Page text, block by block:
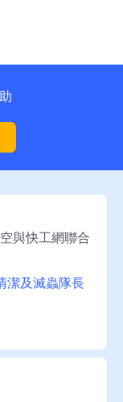
與快工網聯合
潔及滅蟲隊長